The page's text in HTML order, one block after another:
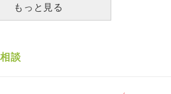
たら、『俺は病気じゃない、別にそん
でした。 性癖はなかなか治らないと
きなので別れたくはないです。でも
大好きだったのですが、怖いし 今は
っていれば 力が強ければ 犯人を逃さ
い。 他の被害者が今も生まれている
もっと見る
談